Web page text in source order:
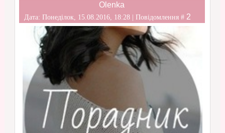
Olenka
Дата: Понеділок, 15.08.2016, 18:28 | Повідомлення # 2